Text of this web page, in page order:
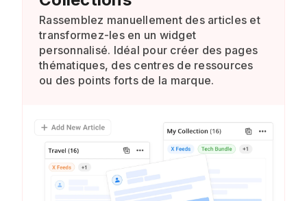
Rassemblez manuellement des articles et
transformez-les en un widget
personnalisé. Idéal pour créer des pages
thématiques, des centres de ressources
ou des points forts de la marque.